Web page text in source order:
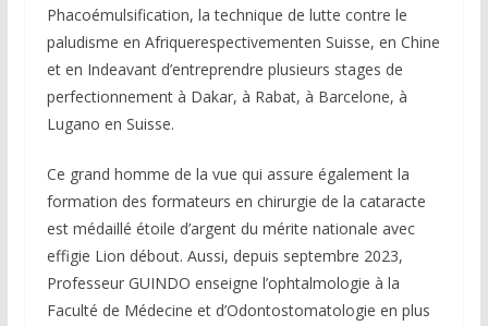
Phacoémulsification, la technique de lutte contre le
paludisme en Afriquerespectivementen Suisse, en Chine
et en Indeavant d’entreprendre plusieurs stages de
perfectionnement à Dakar, à Rabat, à Barcelone, à
Lugano en Suisse.
Ce grand homme de la vue qui assure également la
formation des formateurs en chirurgie de la cataracte
est médaillé étoile d’argent du mérite nationale avec
effigie Lion débout. Aussi, depuis septembre 2023,
Professeur GUINDO enseigne l’ophtalmologie à la
Faculté de Médecine et d’Odontostomatologie en plus